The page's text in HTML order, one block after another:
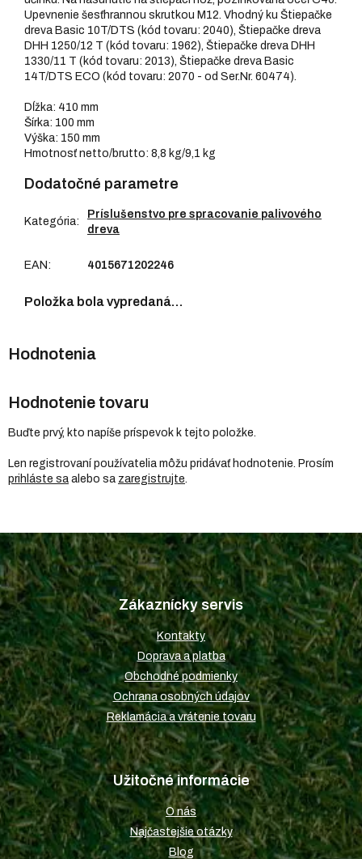
Upevnenie šesťhrannou skrutkou M12. Vhodný ku Štiepačke
dreva Basic 10T/DTS (kód tovaru: 2040), Štiepačke dreva
DHH 1250/12 T (kód tovaru: 1962), Štiepačke dreva DHH
1330/11 T (kód tovaru: 2013), Štiepačke dreva Basic
14T/DTS ECO (kód tovaru: 2070 - od Ser.Nr. 60474).
Dĺžka: 410 mm
Šírka: 100 mm
Výška: 150 mm
Hmotnosť netto/brutto: 8,8 kg/9,1 kg
Dodatočné parametre
Kategória:
Príslušenstvo pre spracovanie palivového
dreva
EAN : 4015671202246
Položka bola vypredaná…
Hodnotenie tovaru
Buďte prvý, kto napíše príspevok k tejto položke.
Len registrovaní používatelia môžu pridávať hodnotenie. Prosím
prihláste sa alebo sa zaregistrujte
Z
á
p
ä
t
i
e
Zákaznícky servis
Kontakty
Doprava a platba
Obchodné podmienky
Ochrana osobných údajov
Reklamácia a vrátenie tovaru
Užitočné informácie
O nás
Najčastejšie otázky
Blog